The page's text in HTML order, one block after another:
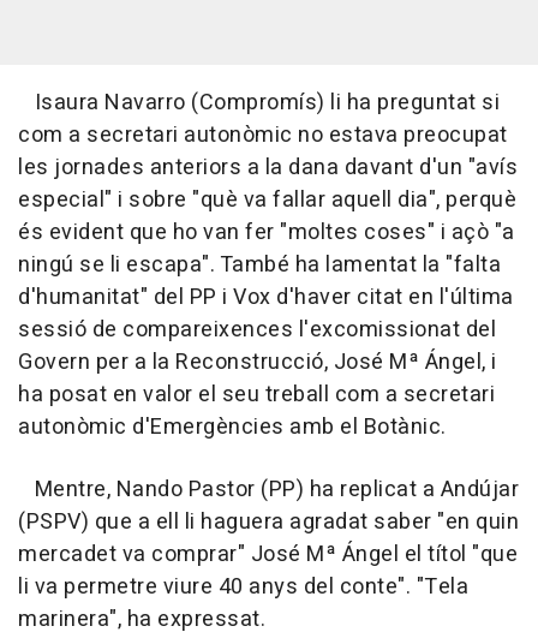
Isaura Navarro (Compromís) li ha preguntat si
com a secretari autonòmic no estava preocupat
les jornades anteriors a la dana davant d'un "avís
especial" i sobre "què va fallar aquell dia", perquè
és evident que ho van fer "moltes coses" i açò "a
ningú se li escapa". També ha lamentat la "falta
d'humanitat" del PP i Vox d'haver citat en l'última
sessió de compareixences l'excomissionat del
Govern per a la Reconstrucció, José Mª Ángel, i
ha posat en valor el seu treball com a secretari
autonòmic d'Emergències amb el Botànic.
Mentre, Nando Pastor (PP) ha replicat a Andújar
(PSPV) que a ell li haguera agradat saber "en quin
mercadet va comprar" José Mª Ángel el títol "que
li va permetre viure 40 anys del conte". "Tela
marinera", ha expressat.